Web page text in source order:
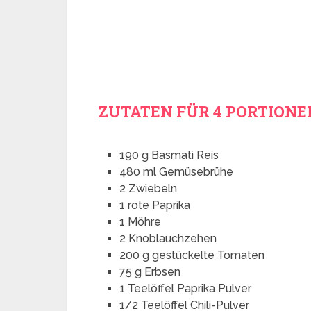
ZUTATEN FÜR 4
190 g Basmati Reis
480 ml Gemüsebrühe
2 Zwiebeln
1 rote Paprika
1 Möhre
2 Knoblauchzehen
200 g gestückelte Tomaten
75 g Erbsen
1 Teelöffel Paprika Pulver
1/2 Teelöffel Chili-Pulver